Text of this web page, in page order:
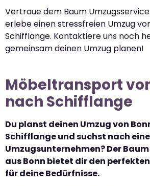
Vertraue dem Baum
erlebe einen stressfreien Umzug
Schifflange. Kontaktiere uns noch
gemeinsam deinen Umzug planen!
Möbeltransport
nach Schifflange
Du planst deinen Umzug von
Schifflange und suchst nach
Umzugsunternehmen? Der
aus Bonn bietet dir den
für deine Bedürfnisse.